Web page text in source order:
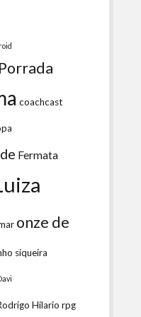
coachcast
Fermata
onze de
siqueira
Hilario rpg